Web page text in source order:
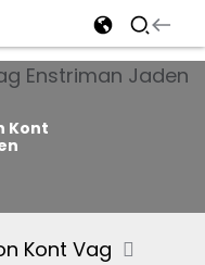
Kont
Kont Vag